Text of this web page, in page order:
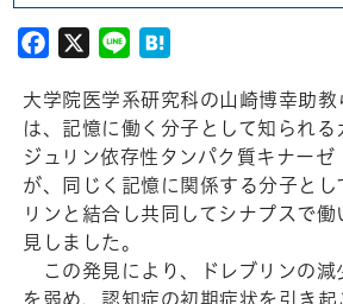
Facebook
X Line
大学院医学系研究科の山崎博幸助教
は、記憶に働く分子として知られる
ジュリン依存性タンパク質キナーゼ
が、同じく記憶に関係する分子とし
リンと結合し共同してシナプスで
見しました。
この発見により、ドレブリンの
を弱め、認知症の初期症状を引き